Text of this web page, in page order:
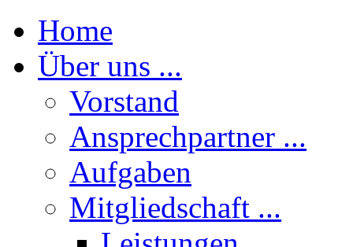
Home
Über uns ...
Vorstand
Ansprechpartner ...
Aufgaben
Mitgliedschaft ...